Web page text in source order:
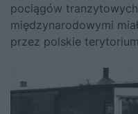
pociągów
międzynarodowymi
przez polskie